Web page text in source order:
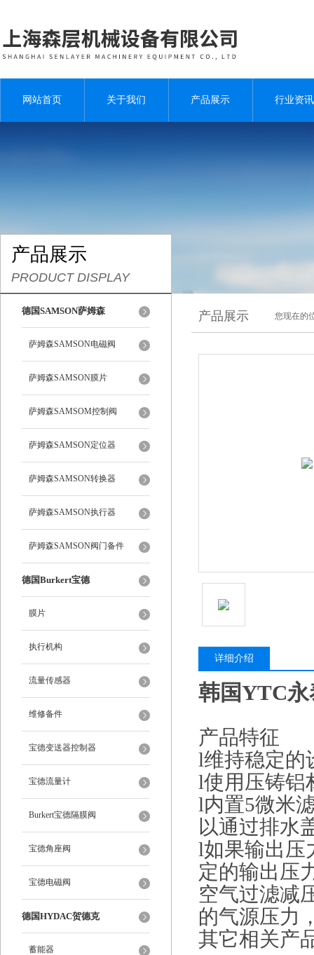
网站首页 关于我们 产品展示 行业资讯
产品展示
PRODUCT DISPLAY
德国SAMSON萨姆森
萨姆森SAMSON电磁阀
萨姆森SAMSON膜片
萨姆森SAMSOM控制阀
萨姆森SAMSON定位器
萨姆森SAMSON转换器
萨姆森SAMSON执行器
萨姆森SAMSON阀门备件
德国Burkert宝德
膜片
执行机构
流量传感器
维修备件
宝德变送器控制器
宝德流量计
Burkert宝德隔膜阀
宝德角座阀
宝德电磁阀
德国HYDAC贺德克
蓄能器
产品展示 您现在的
详细介绍
韩国YTC永
产品特征
l维持稳定的
l使用压铸铝
l内置5微米
以通过排水
l如果输出压
定的输出压
空气过滤减
的气源压力
其它相关产